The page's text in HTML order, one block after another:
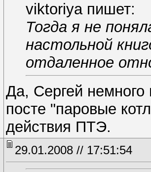
viktoriya пишет:
Тогда я не
настольной
отдаленное
Да, Сергей
посте "паровые
действия ПТЭ.
29.01.2008 // 17:51:54